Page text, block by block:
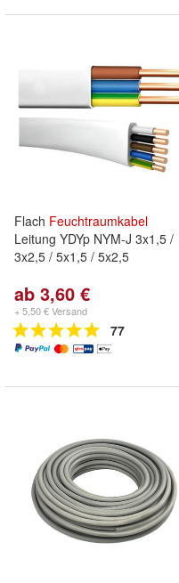
Flach Feuchtraumkabel
Leitung YDYp NYM-J 3x1,5 /
3x2,5 / 5x1,5 / 5x2,5
ab 3,60 €
+ 5,50 € Versand
77